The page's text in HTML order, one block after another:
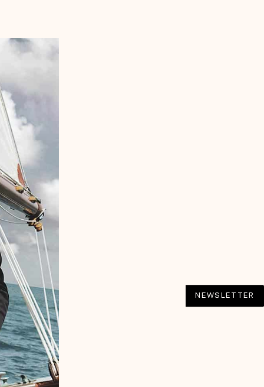
NEWSLETTER